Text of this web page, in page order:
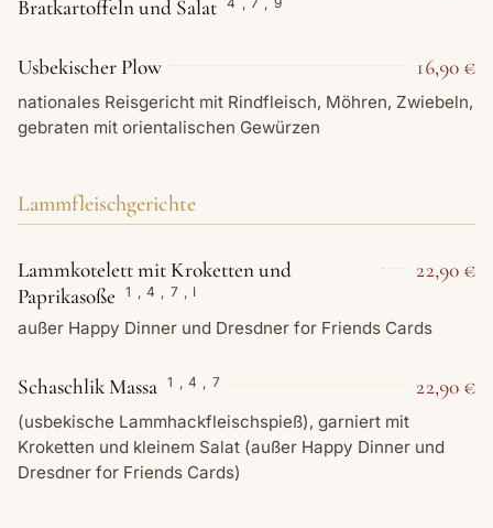
Bratkartoffeln und Salat
Usbekischer Plow 16,90 €
nationales Reisgericht mit Rindfleisch, Möhren, Zwiebeln,
gebraten mit orientalischen Gewürzen
Lammfleischgerichte
Lammkotelett mit Kroketten und
Paprikasoße
1 4 7 I
22,90 €
außer Happy Dinner und Dresdner for Friends Cards
Schaschlik Massa 1 4 7 22,90 €
(usbekische Lammhackfleischspieß), garniert mit
Kroketten und kleinem Salat (außer Happy Dinner und
Dresdner for Friends Cards)